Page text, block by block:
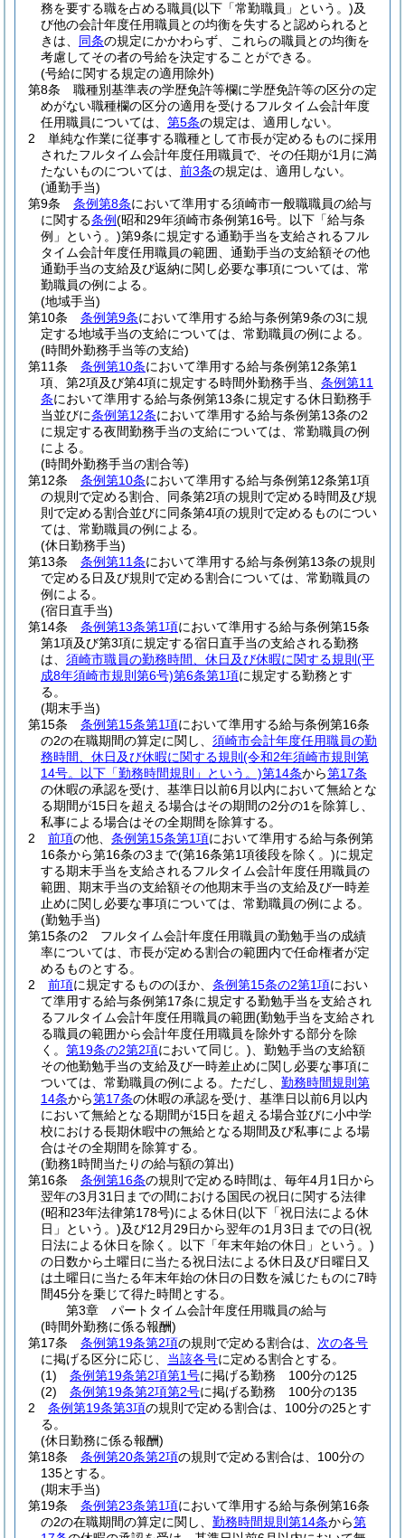
務を要する職を占める職員(以下「常勤職員」という。)及
び他の会計年度任用職員との均衡を失すると認められると
きは、 同条の規定にかかわらず、これらの職員との均衡を
考慮してその者の号給を決定することができる。
(号給に関する規定の適用除外)
第8条
職種別基準表の学歴免許等欄に学歴免許等の区分の定
めがない職種欄の区分の適用を受けるフルタイム会計年度
任用職員については、 第5条の規定は、適用しない。
2
単純な作業に従事する職種として市長が定めるものに採用
されたフルタイム会計年度任用職員で、その任期が1月に満
たないものについては、 前3条の規定は、適用しない。
(通勤手当)
第9条
条例第8条において準用する須崎市一般職職員の給与
に関する条例(昭和29年須崎市条例第16号。以下「給与条
例」という。)第9条に規定する通勤手当を支給されるフル
タイム会計年度任用職員の範囲、通勤手当の支給額その他
通勤手当の支給及び返納に関し必要な事項については、常
勤職員の例による。
(地域手当)
第10条
条例第9条において準用する給与条例第9条の3に規
定する地域手当の支給については、常勤職員の例による。
(時間外勤務手当等の支給)
第11条
条例第10条において準用する給与条例第12条第1
項、第2項及び第4項に規定する時間外勤務手当、 条例第11
条において準用する給与条例第13条に規定する休日勤務手
当並びに条例第12条において準用する給与条例第13条の2
に規定する夜間勤務手当の支給については、常勤職員の例
による。
(時間外勤務手当の割合等)
第12条
条例第10条において準用する給与条例第12条第1項
の規則で定める割合、同条第2項の規則で定める時間及び規
則で定める割合並びに同条第4項の規則で定めるものについ
ては、常勤職員の例による。
(休日勤務手当)
第13条
条例第11条において準用する給与条例第13条の規則
で定める日及び規則で定める割合については、常勤職員の
例による。
(宿日直手当)
第14条
条例第13条第1項において準用する給与条例第15条
第1項及び第3項に規定する宿日直手当の支給される勤務
は、 須崎市職員の勤務時間、休日及び休暇に関する規則 (平
成8年須崎市規則第6号)第6条第1項に規定する勤務とす
る。
(期末手当)
第15条
条例第15条第1項において準用する給与条例第16条
の2の在職期間の算定に関し、 須崎市会計年度任用職員の勤
務時間、休日及び休暇に関する規則 (令和2年須崎市規則第
14号。以下「勤務時間規則」という。)第14条から第17条
の休暇の承認を受け、基準日以前6月以内において無給とな
る期間が15日を超える場合はその期間の2分の1を除算し、
私事による場合はその全期間を除算する。
2
前項の他、 条例第15条第1項において準用する給与条例第
16条から第16条の3まで(第16条第1項後段を除く。)に規定
する期末手当を支給されるフルタイム会計年度任用職員の
範囲、期末手当の支給額その他期末手当の支給及び一時差
止めに関し必要な事項については、常勤職員の例による。
(勤勉手当)
第15条の2
フルタイム会計年度任用職員の勤勉手当の成績
率については、市長が定める割合の範囲内で任命権者が定
めるものとする。
2
前項に規定するもののほか、 条例第15条の2第1項におい
て準用する給与条例第17条に規定する勤勉手当を支給され
るフルタイム会計年度任用職員の範囲(勤勉手当を支給され
る職員の範囲から会計年度任用職員を除外する部分を除
く。 第19条の2第2項において同じ。) 、勤勉手当の支給額
その他勤勉手当の支給及び一時差止めに関し必要な事項に
ついては、常勤職員の例による。 ただし、 勤務時間規則第
14条から第17条の休暇の承認を受け、基準日以前6月以内
において無給となる期間が15日を超える場合並びに小中学
校における長期休暇中の無給となる期間及び私事による場
合はその全期間を除算する。
(勤務1時間当たりの給与額の算出)
第16条
条例第16条の規則で定める時間は、毎年4月1日から
翌年の3月31日までの間における国民の祝日に関する法律
(昭和23年法律第178号)による休日(以下「祝日法による休
日」という。)及び12月29日から翌年の1月3日までの日(祝
日法による休日を除く。以下「年末年始の休日」という。)
の日数から土曜日に当たる祝日法による休日及び日曜日又
は土曜日に当たる年末年始の休日の日数を減じたものに7時
間45分を乗じて得た時間とする。
第3章
パートタイム会計年度任用職員の給与
(時間外勤務に係る報酬)
第17条
条例第19条第2項の規則で定める割合は、 次の各号
に掲げる区分に応じ、 当該各号に定める割合とする。
(1)
条例第19条第2項第1号に掲げる勤務 100分の125
(2)
条例第19条第2項第2号に掲げる勤務 100分の135
2
条例第19条第3項の規則で定める割合は、100分の25とす
る。
(休日勤務に係る報酬)
第18条
条例第20条第2項の規則で定める割合は、100分の
135とする。
(期末手当)
第19条
条例第23条第1項において準用する給与条例第16条
の2の在職期間の算定に関し、 勤務時間規則第14条から第